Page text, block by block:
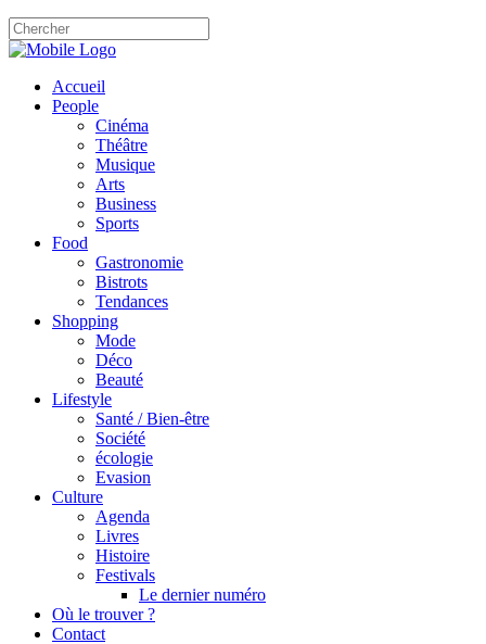
Accueil
People
Cinéma
Théâtre
Musique
Arts
Business
Sports
Food
Gastronomie
Bistrots
Tendances
Shopping
Mode
Déco
Beauté
Lifestyle
Santé / Bien-être
Société
écologie
Evasion
Culture
Agenda
Livres
Histoire
Festivals
Le dernier numéro
Où le trouver ?
Contact